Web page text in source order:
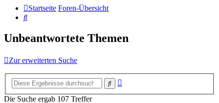
Startseite Foren-Übersicht
Suche
Unbeantwortete Themen
Zur erweiterten Suche
Suche
Die Suche ergab 107 Treffer